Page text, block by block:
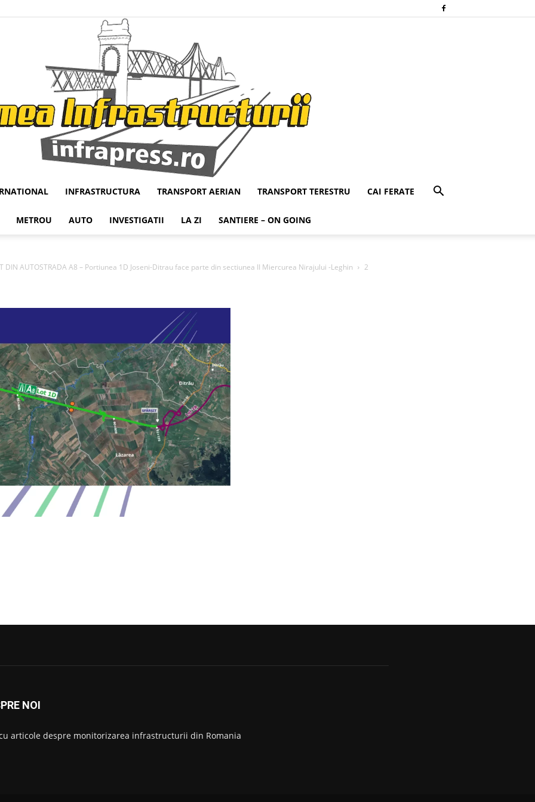
Infrapress
INFRASTRUCTURA TRANSPORT AERIAN TRANSPORT TERESTRU CAI FERATE
METROU AUTO INVESTIGATII LA ZI SANTIERE – ON GOING
DIN AUTOSTRADA A8 – Portiunea 1D Joseni-Ditrau face parte din sectiunea II Miercurea Nirajului -Leghin 2
NOI
articole despre monitorizarea infrastructurii din Romania